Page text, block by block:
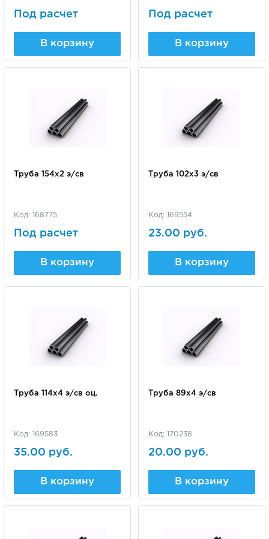
Под расчет
В корзину
Под расчет
В корзину
Труба 154х2 э/св
Код: 168775
Под расчет
В корзину
Труба 102х3 э/св
Код: 169554
23.00 руб.
В корзину
Труба 114х4 э/св оц.
Код: 169583
35.00 руб.
В корзину
Труба 89х4 э/св
Код: 170238
20.00 руб.
В корзину